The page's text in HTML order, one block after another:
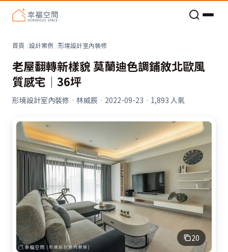
首頁 設計案例 形境設計室內裝修
老屋翻轉新樣貌 莫蘭迪色調鋪敘北歐風
質感宅│36坪
形境設計室內裝修 · 林威辰 · 2022-09-23 · 1,893 人氣
20